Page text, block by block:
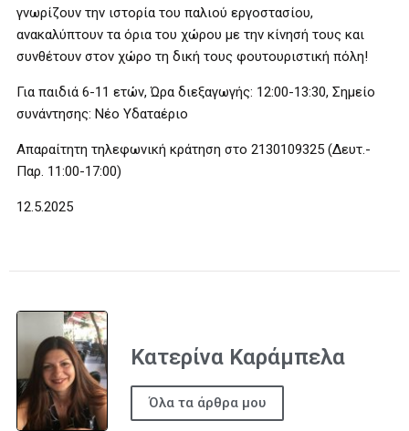
γνωρίζουν την ιστορία του παλιού εργοστασίου,
ανακαλύπτουν τα όρια του χώρου με την κίνησή τους και
συνθέτουν στον χώρο τη δική τους φουτουριστική πόλη!
Για παιδιά 6-11 ετών, Ώρα διεξαγωγής: 12:00-13:30, Σημείο
συνάντησης: Νέο Υδαταέριο
Απαραίτητη τηλεφωνική κράτηση στο 2130109325 (Δευτ.-
Παρ. 11:00-17:00)
12.5.2025
Κατερίνα Καράμπελα
Όλα τα άρθρα μου